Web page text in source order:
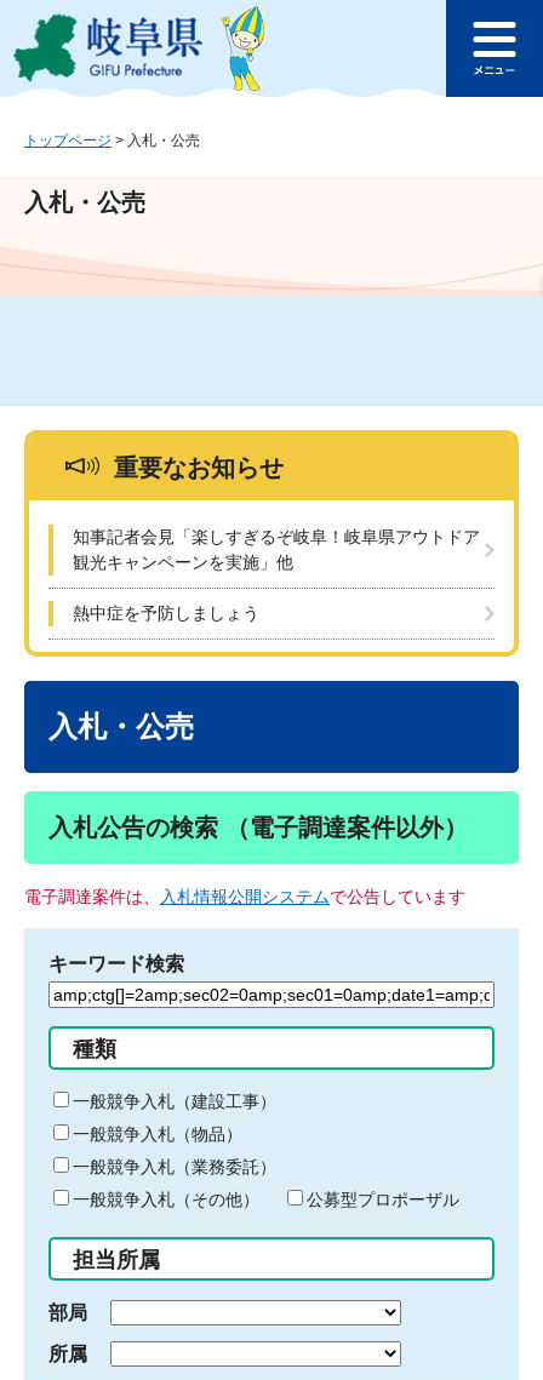
ジ
ュ
文
このページの本文へ
ュ
トップページ > 入札・公売
入札・公売
重要なお知らせ
知事記者会見「楽しすぎるぞ岐阜！岐阜県アウトドア
観光キャンペーンを実施」他
熱中症を予防しましょう
入札・公売
入札公告の検索 （電子調達案件以外）
電子調達案件は、 入札情報公開システムで公告しています
キーワード検索
検
る
キ
ー
ワ
ー
ド
入
力
種類
一般競争入札（建設工事）
一般競争入札（物品）
一般競争入札（業務委託）
一般競争入札（その他）
公募型プロポーザル
担当所属
部局
所属